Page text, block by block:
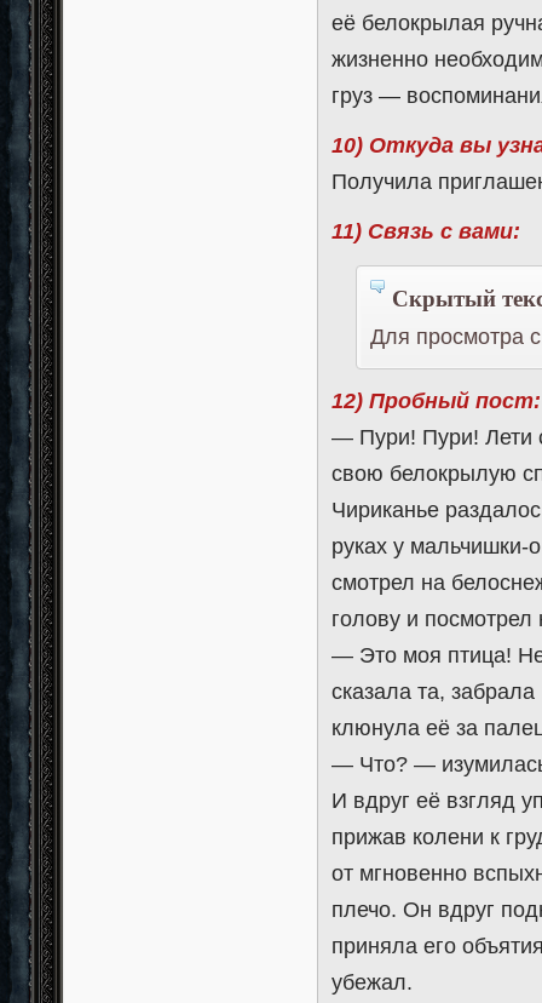
её белокрылая
жизненно
груз —
10) Откуда вы
Получила
11) Связь с вами:
Скрытый
Для просмотра
12) Пробный пост:
— Пури! Пури! Лети
свою белокрылую
Чириканье
руках у мальчишки-
смотрел на
голову и посмотрел
— Это моя птица!
сказала та,
клюнула её за
— Что? —
И вдруг её взгляд
прижав колени к
от мгновенно
плечо. Он вдруг
приняла его
убежал.